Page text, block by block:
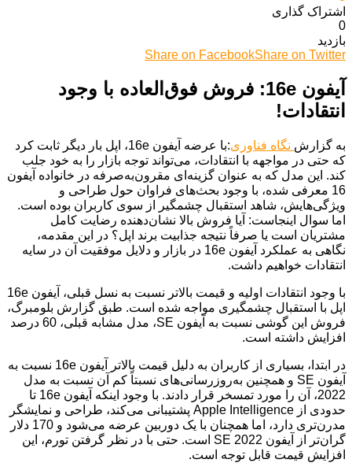
اشتراک گذاری‌
0
بازدید
Share on FacebookShare on Twitter
آیفون 16e: فروش فوق‌العاده با وجود
انتقادات!
به گزارش نگاه فناوری
:با عرضه آیفون 16e، اپل بار دیگر ثابت کرد
که حتی در مواجهه با انتقادات، می‌تواند توجه بازار را به خود جلب
کند. این مدل که به عنوان گزینه‌ای مقرون‌به‌صرفه در خانواده آیفون
16 معرفی شده، با وجود بحث‌های فراوان حول طراحی و
ویژگی‌هایش، شاهد استقبال چشمگیر از سوی کاربران بوده است.
اما سوال اینجاست: آیا فروش بالا نشان‌دهنده رضایت کامل
مشتریان است یا صرفاً نتیجه جذابیت برند اپل؟ در این مقدمه،
نگاهی به عملکرد آیفون 16e در بازار و دلایل موفقیت آن در سایه
انتقادات خواهیم داشت.
با وجود انتقادات اولیه و قیمت بالاتر نسبت به نسل قبلی، آیفون 16e
اپل با استقبال چشمگیری مواجه شده است. طبق گزارش بلومبرگ،
فروش این گوشی نسبت به آیفون SE، مدل مشابه قبلی، 60 درصد
افزایش داشته است.
در ابتدا، بسیاری از کاربران به دلیل قیمت بالاتر آیفون 16e نسبت به
آیفون SE و همچنین به‌روزرسانی‌های نسبتاً کم آن نسبت به مدل
2022، آن را مورد تمسخر قرار دادند. با وجود اینکه آیفون 16e تا
حدودی از Apple Intelligence پشتیبانی می‌کند، طراحی و نمایشگر
مدرن‌تری دارد، اما همچنان با یک دوربین عرضه می‌شود و 170 دلار
گران‌تر از آیفون SE 2022 است. حتی با در نظر گرفتن تورم، این
افزایش قیمت قابل توجه است.